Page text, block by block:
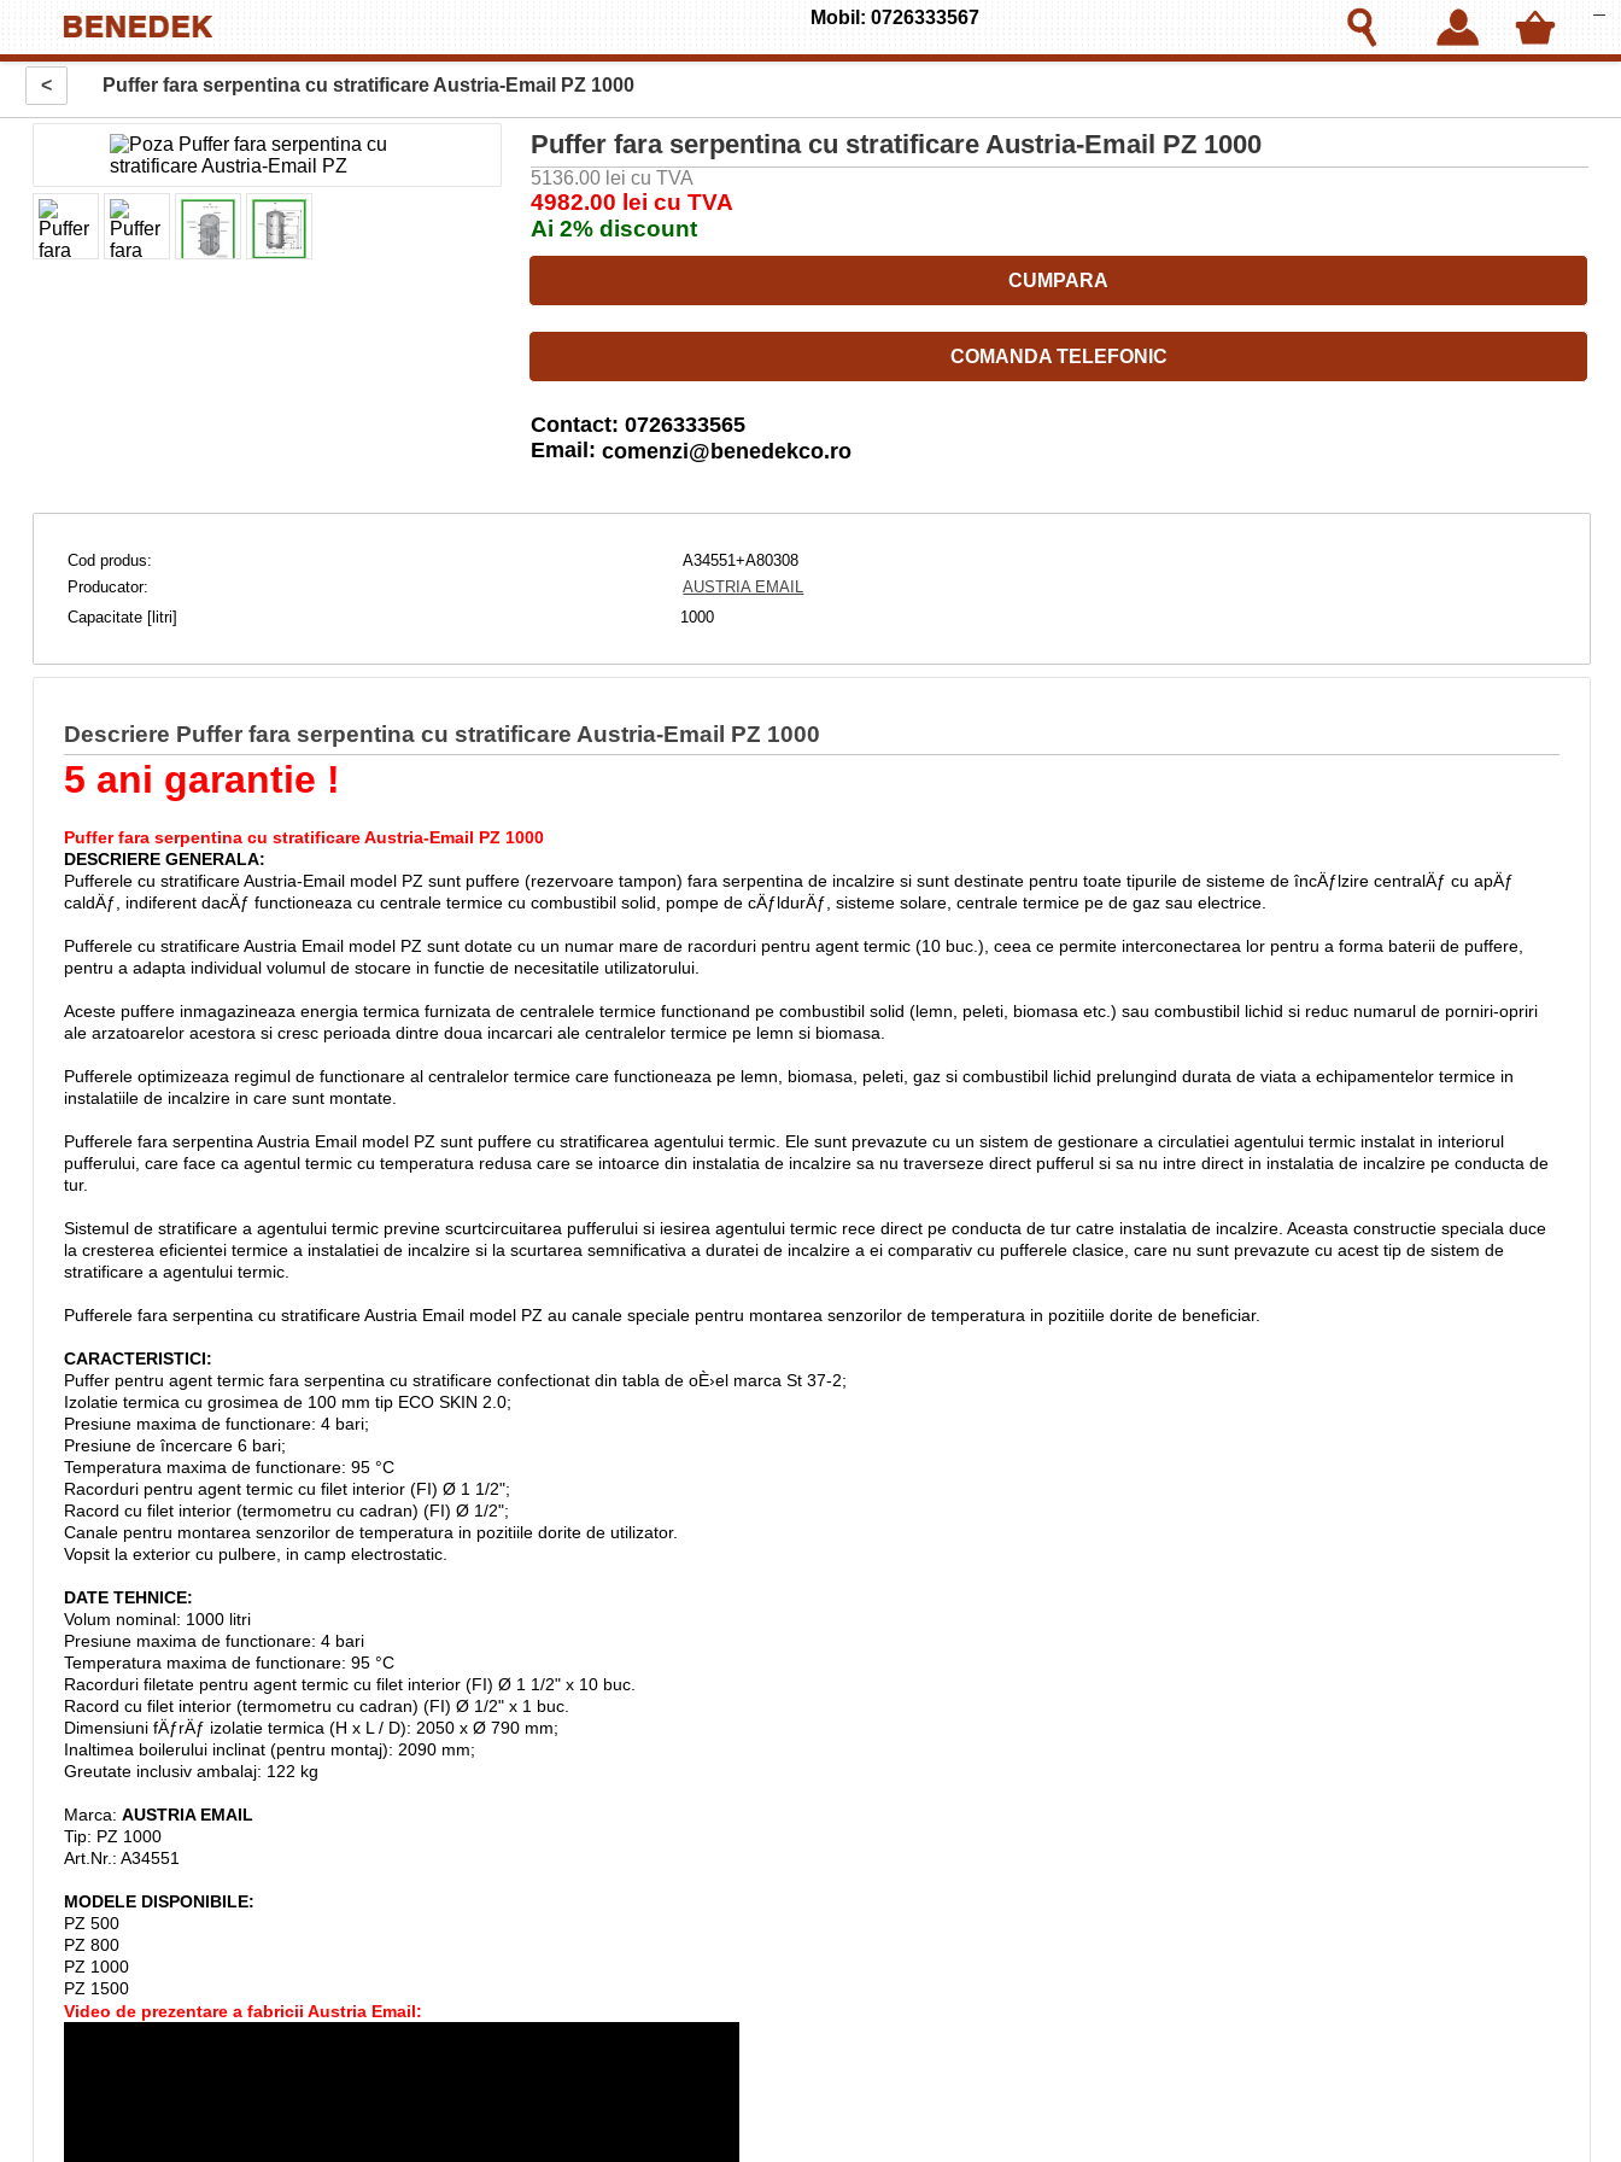
Mobil: 0726333567
< Puffer fara serpentina cu stratificare Austria-Email PZ 1000
Puffer fara serpentina cu stratificare Austria-Email PZ 1000
5136.00 lei cu TVA
4982.00 lei cu TVA
Ai 2% discount
CUMPARA
COMANDA TELEFONIC
Contact: 0726333565
Email: comenzi@benedekco.ro
Cod produs:
A34551+A80308
Producator:
AUSTRIA EMAIL
Capacitate [litri]
1000
Descriere Puffer fara serpentina cu stratificare Austria-Email PZ 1000
5 ani garantie !
Puffer fara serpentina cu stratificare Austria-Email PZ 1000
DESCRIERE GENERALA:
Pufferele cu stratificare Austria-Email model PZ sunt puffere (rezervoare tampon) fara serpentina de incalzire si sunt destinate pentru toate tipurile de sisteme de încÄƒlzire centralÄƒ cu apÄƒ
caldÄƒ, indiferent dacÄƒ functioneaza cu centrale termice cu combustibil solid, pompe de cÄƒldurÄƒ, sisteme solare, centrale termice pe de gaz sau electrice.
Pufferele cu stratificare Austria Email model PZ sunt dotate cu un numar mare de racorduri pentru agent termic (10 buc.), ceea ce permite interconectarea lor pentru a forma baterii de puffere,
pentru a adapta individual volumul de stocare in functie de necesitatile utilizatorului.
Aceste puffere inmagazineaza energia termica furnizata de centralele termice functionand pe combustibil solid (lemn, peleti, biomasa etc.) sau combustibil lichid si reduc numarul de porniri-opriri
ale arzatoarelor acestora si cresc perioada dintre doua incarcari ale centralelor termice pe lemn si biomasa.
Pufferele optimizeaza regimul de functionare al centralelor termice care functioneaza pe lemn, biomasa, peleti, gaz si combustibil lichid prelungind durata de viata a echipamentelor termice in
instalatiile de incalzire in care sunt montate.
Pufferele fara serpentina Austria Email model PZ sunt puffere cu stratificarea agentului termic. Ele sunt prevazute cu un sistem de gestionare a circulatiei agentului termic instalat in interiorul
pufferului, care face ca agentul termic cu temperatura redusa care se intoarce din instalatia de incalzire sa nu traverseze direct pufferul si sa nu intre direct in instalatia de incalzire pe conducta de
tur.
Sistemul de stratificare a agentului termic previne scurtcircuitarea pufferului si iesirea agentului termic rece direct pe conducta de tur catre instalatia de incalzire. Aceasta constructie speciala duce
la cresterea eficientei termice a instalatiei de incalzire si la scurtarea semnificativa a duratei de incalzire a ei comparativ cu pufferele clasice, care nu sunt prevazute cu acest tip de sistem de
stratificare a agentului termic.
Pufferele fara serpentina cu stratificare Austria Email model PZ au canale speciale pentru montarea senzorilor de temperatura in pozitiile dorite de beneficiar.
CARACTERISTICI:
Puffer pentru agent termic fara serpentina cu stratificare confectionat din tabla de oÈ›el marca St 37-2;
Izolatie termica cu grosimea de 100 mm tip ECO SKIN 2.0;
Presiune maxima de functionare: 4 bari;
Presiune de încercare 6 bari;
Temperatura maxima de functionare: 95 °C
Racorduri pentru agent termic cu filet interior (FI) Ø 1 1/2";
Racord cu filet interior (termometru cu cadran) (FI) Ø 1/2";
Canale pentru montarea senzorilor de temperatura in pozitiile dorite de utilizator.
Vopsit la exterior cu pulbere, in camp electrostatic.
DATE TEHNICE:
Volum nominal: 1000 litri
Presiune maxima de functionare: 4 bari
Temperatura maxima de functionare: 95 °C
Racorduri filetate pentru agent termic cu filet interior (FI) Ø 1 1/2" x 10 buc.
Racord cu filet interior (termometru cu cadran) (FI) Ø 1/2" x 1 buc.
Dimensiuni fÄƒrÄƒ izolatie termica (H x L / D): 2050 x Ø 790 mm;
Inaltimea boilerului inclinat (pentru montaj): 2090 mm;
Greutate inclusiv ambalaj: 122 kg
Marca:AUSTRIA EMAIL
Tip: PZ 1000
Art.Nr.: A34551
MODELE DISPONIBILE:
PZ 500
PZ 800
PZ 1000
PZ 1500
Video de prezentare a fabricii Austria Email: